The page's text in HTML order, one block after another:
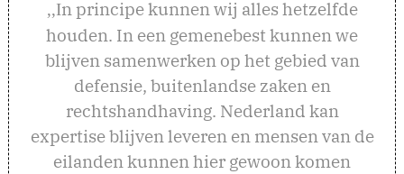
,,In principe kunnen wij alles hetzelfde
houden. In een gemenebest kunnen we
blijven samenwerken op het gebied van
defensie, buitenlandse zaken en
rechtshandhaving. Nederland kan
expertise blijven leveren en mensen van de
eilanden kunnen hier gewoon komen